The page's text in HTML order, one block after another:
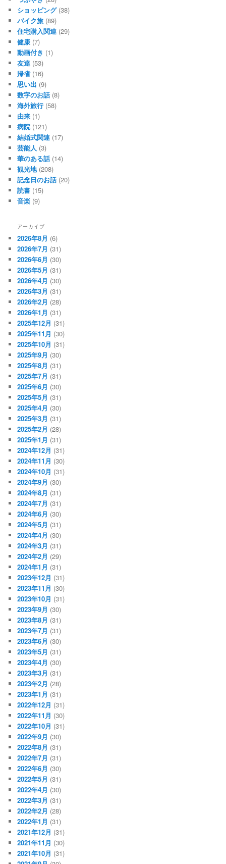
ショッピング(38)
バイク旅 (89)
住宅購入関連 (29)
健康 (7)
動画付き (1)
友達 (53)
帰省(16)
思い出 (9)
数字のお話 (8)
海外旅行 (58)
由来 (1)
病院 (121)
結婚式関連 (17)
芸能人 (3)
華のある話 (14)
観光地(208)
記念日のお話 (20)
読書 (15)
音楽 (9)
アーカイブ
2026年8月 (6)
2026年7月 (31)
2026年6月 (30)
2026年5月 (31)
2026年4月 (30)
2026年3月 (31)
2026年2月 (28)
2026年1月 (31)
2025年12月 (31)
2025年11月 (30)
2025年10月 (31)
2025年9月 (30)
2025年8月 (31)
2025年7月 (31)
2025年6月 (30)
2025年5月 (31)
2025年4月 (30)
2025年3月 (31)
2025年2月 (28)
2025年1月 (31)
2024年12月 (31)
2024年11月 (30)
2024年10月 (31)
2024年9月 (30)
2024年8月 (31)
2024年7月 (31)
2024年6月 (30)
2024年5月 (31)
2024年4月 (30)
2024年3月 (31)
2024年2月 (29)
2024年1月 (31)
2023年12月 (31)
2023年11月 (30)
2023年10月 (31)
2023年9月 (30)
2023年8月 (31)
2023年7月 (31)
2023年6月 (30)
2023年5月 (31)
2023年4月 (30)
2023年3月 (31)
2023年2月 (28)
2023年1月 (31)
2022年12月 (31)
2022年11月 (30)
2022年10月 (31)
2022年9月 (30)
2022年8月 (31)
2022年7月 (31)
2022年6月 (30)
2022年5月 (31)
2022年4月 (30)
2022年3月 (31)
2022年2月 (28)
2022年1月 (31)
2021年12月 (31)
2021年11月 (30)
2021年10月 (31)